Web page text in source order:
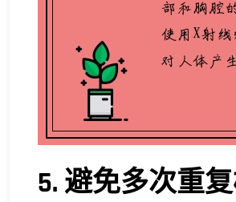
5. 避免多次重